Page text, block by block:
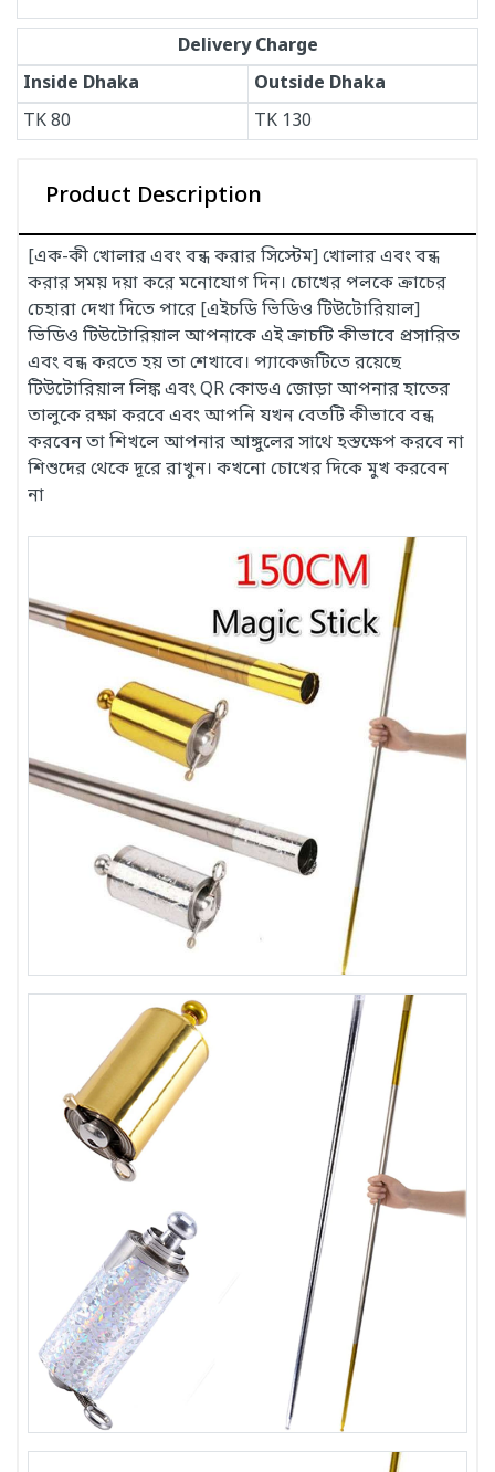
Delivery Charge
Inside Dhaka
Outside Dhaka
TK80 TK 130
Product Description
[এক-কী খোলার এবং বন্ধ করার সিস্টেম] খোলার এবং বন্ধ
করার সময় দয়া করে মনোযোগ দিন। চোখের পলকে ক্রাচের
চেহারা দেখা দিতে পারে [এইচডি ভিডিও টিউটোরিয়াল]
ভিডিও টিউটোরিয়াল আপনাকে এই ক্রাচটি কীভাবে প্রসারিত
এবং বন্ধ করতে হয় তা শেখাবে। প্যাকেজটিতে রয়েছে
টিউটোরিয়াল লিঙ্ক এবং QR কোডএ জোড়া আপনার হাতের
তালুকে রক্ষা করবে এবং আপনি যখন বেতটি কীভাবে বন্ধ
করবেন তা শিখলে আপনার আঙ্গুলের সাথে হস্তক্ষেপ করবে না
শিশুদের থেকে দূরে রাখুন। কখনো চোখের দিকে মুখ করবেন
না